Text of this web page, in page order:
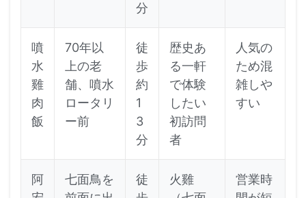
分
噴
水
雞
肉
飯
70年以
上の老
舗、噴水
ロータリ
ー前
徒
歩
約
1
3
分
歴史あ
る一軒
で体験
したい
初訪問
者
人気の
ため混
雑しや
すい
阿
七面鳥を
徒
火雞
営業時